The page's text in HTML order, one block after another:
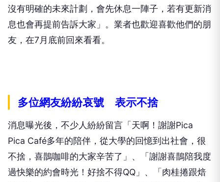
沒有明確的未來計劃，會先休息一陣子，若有更新消
息也會再提前告訴大家」。業者也歡迎喜歡他們的朋
友，在7月底前回來看看。
多位網友紛紛哀號 表示不捨
消息曝光後，不少人紛紛留言「天啊！謝謝Pica
Pica Café多年的陪伴，從大學的回憶到出社會，很
不捨，喜鵲咖啡的大家辛苦了」、「謝謝喜鵲陪我度
過快樂的約會時光！好捨不得QQ」、「肉桂捲跟焙